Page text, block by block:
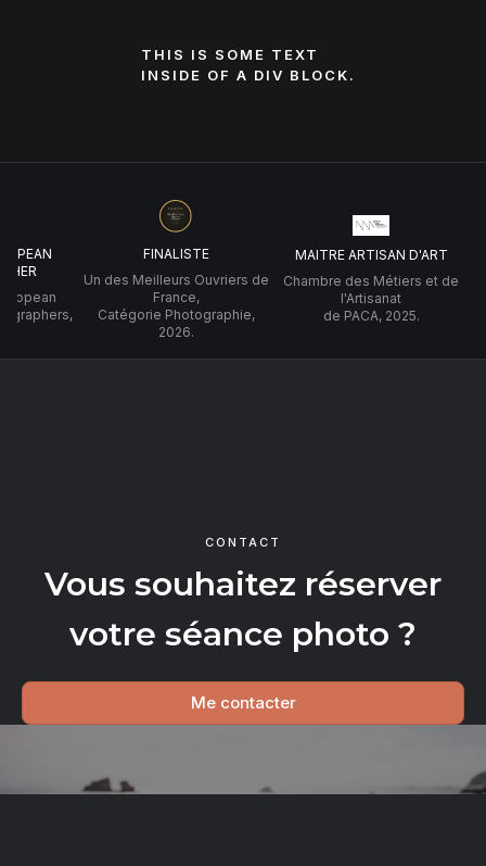
THIS IS SOME TEXT
INSIDE OF A DIV BLOCK.
MAITRE ARTISAN D'ART
Chambre des Métiers et de
l'Artisanat
de PACA, 2025.
FINALISTE
Un des Meilleurs Ouvriers de
France,
Catégorie Photographie,
2026.
CONTACT
Vous souhaitez réserver
votre séance photo ?
Me contacter